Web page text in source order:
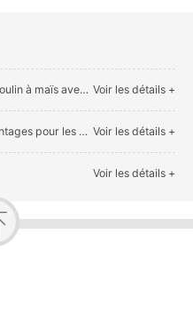
Voir les détails +
de Win Tone Machine
Voir les détails +
les professionnels
Voir les détails +